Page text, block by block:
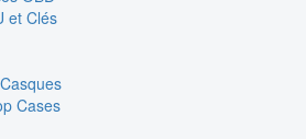
et Clés
Cases